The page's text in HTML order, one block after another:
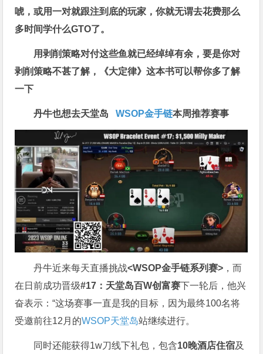
唬，或用一对就跟注到底的玩家，你就无谓去花费那么
多时间学什么GTO了。
用剥削策略对付这些鱼就已经绰绰有余，要是你对
剥削策略不甚了解，《大定律》这本书可以帮你多了解
一下
丹牛也想去天堂岛WSOP金手链本周推荐赛事
丹牛近来每天直播挑战<WSOP金手链系列赛> ，而
在日前成功晋级#17：天堂岛百W创富赛下一轮后，他兴
奋表示：“这场赛事一直是我的目标，因为最终100名将
受邀前往12月的WSOP天堂岛站继续进行。
同时还能获得1w刀线下礼包，包含10晚酒店住宿及